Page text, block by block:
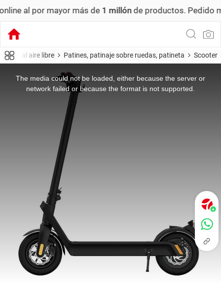
más de1 millónde productos. Pedido mínimo: US$
al aire libre Patines, patinaje sobre ruedas, patineta Scooter
The media could not be loaded, either because the server or
network failed or because the format is not supported.